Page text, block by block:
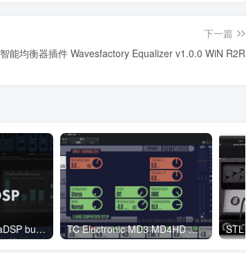
下一篇
智能均衡器插件 Wavesfactory Equalizer v1.0.0 WiN R2R
超级混响合集 ValhallaDSP bundle 2023.12 macOS（支持intel & M系列） TC Electronic MD3 MD4HD WIN